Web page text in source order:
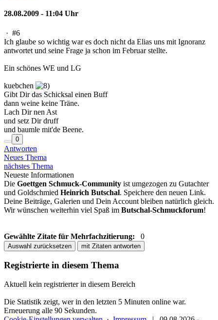
28.08.2009 - 11:04 Uhr
· #6
Ich glaube so wichtig war es doch nicht da Elias uns mit Ignoranz
antwortet und seine Frage ja schon im Februar stellte.
Ein schönes WE und LG
kuebchen
Gibt Dir das Schicksal einen Buff
dann weine keine Träne.
Lach Dir nen Ast
und setz Dir druff
und baumle mit'de Beene.
0
Antworten
Neues Thema
nächstes Thema
Neueste Informationen
Die Goettgen Schmuck-Community ist umgezogen zu Gutachter
und Goldschmied Heinrich Butschal. Speichere den neuen Link.
Deine Beiträge, Galerien und Dein Account bleiben natürlich gleich.
Wir wünschen weiterhin viel Spaß im Butschal-Schmuckforum!
Gewählte Zitate für Mehrfachzitierung: 0
Auswahl zurücksetzen mit Zitaten antworten
Registrierte in diesem Thema
Aktuell kein registrierter in diesem Bereich
Die Statistik zeigt, wer in den letzten 5 Minuten online war.
Erneuerung alle 90 Sekunden.